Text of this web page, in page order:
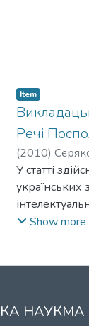
Item
Речі
(2010)
У статті
українських
знання
Show more
НАУКМА